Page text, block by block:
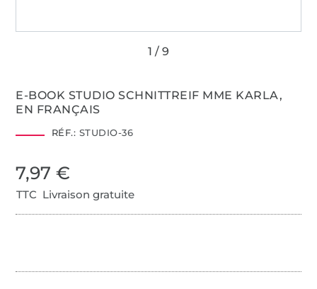
E-BOOK STUDIO SCHNITTREIF MME KARLA,
EN FRANÇAIS
RÉF.: STUDIO-36
7,97 €
TTC Livraison gratuite